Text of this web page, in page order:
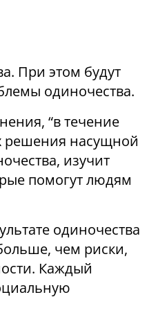
При этом будут
одиночества.
“в течение
решения насущной
изучит
помогут людям
одиночества
чем риски,
Каждый